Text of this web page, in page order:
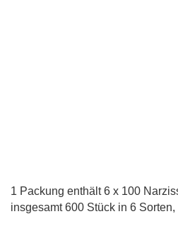
1 Packung enthält 6 x 100
insgesamt 600 Stück in 6